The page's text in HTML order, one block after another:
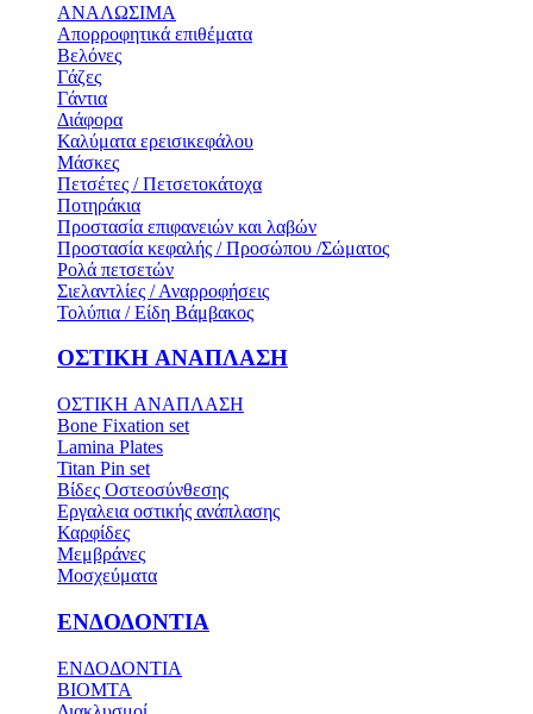
ΑΝΑΛΩΣΙΜΑ
Απορροφητικά επιθέματα
Βελόνες
Γάζες
Γάντια
Διάφορα
Καλύματα ερεισικεφάλου
Μάσκες
Πετσέτες / Πετσετοκάτοχα
Ποτηράκια
Προστασία επιφανειών και λαβών
Προστασία κεφαλής / Προσώπου /Σώματος
Ρολά πετσετών
Σιελαντλίες / Αναρροφήσεις
Τολύπια / Είδη Βάμβακος
ΟΣΤΙΚH ΑΝΑΠΛΑΣH
ΟΣΤΙΚH ΑΝΑΠΛΑΣH
Bone Fixation set
Lamina Plates
Titan Pin set
Βίδες Οστεοσύνθεσης
Εργαλεια οστικής ανάπλασης
Καρφίδες
Μεμβράνες
Μοσχεύματα
ΕΝΔΟΔΟΝΤΙΑ
ΕΝΔΟΔΟΝΤΙΑ
BIOMTA